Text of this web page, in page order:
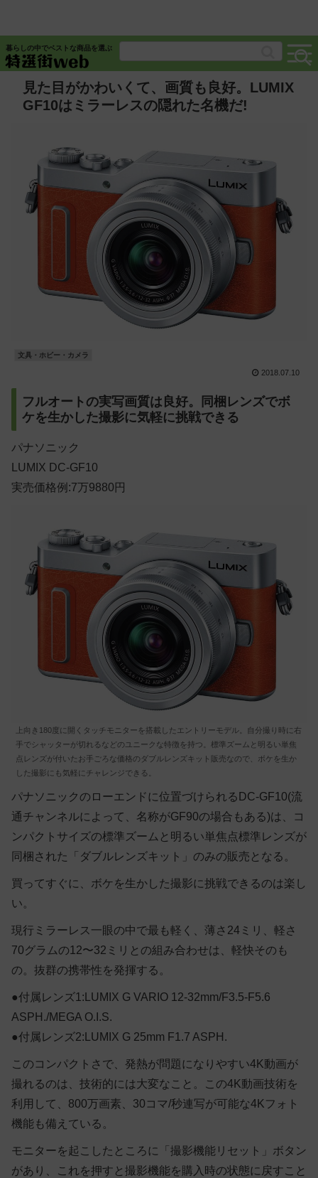
暮らしの中でベストな商品を選ぶ
見た目がかわいくて、画質も良好。LUMIX
GF10はミラーレスの隠れた名機だ!
文具・ホビー・カメラ
2018.07.10
フルオートの実写画質は良好。同梱レンズでボ
ケを生かした撮影に気軽に挑戦できる
パナソニック
LUMIX DC-GF10
実売価格例:7万9880円
上向き180度に開くタッチモニターを搭載したエントリーモデル。自分撮り時に右
手でシャッターが切れるなどのユニークな特徴を持つ。標準ズームと明るい単焦
点レンズが付いたお手ごろな価格のダブルレンズキット販売なので、ボケを生か
した撮影にも気軽にチャレンジできる。
パナソニックのローエンドに位置づけられるDC-GF10(流
通チャンネルによって、名称がGF90の場合もある)は、コ
ンパクトサイズの標準ズームと明るい単焦点標準レンズが
同梱された「ダブルレンズキット」のみの販売となる。
買ってすぐに、ボケを生かした撮影に挑戦できるのは楽し
い。
現行ミラーレス一眼の中で最も軽く、薄さ24ミリ、軽さ
70グラムの12〜32ミリとの組み合わせは、軽快そのも
の。抜群の携帯性を発揮する。
●付属レンズ1:LUMIX G VARIO 12-32mm/F3.5-F5.6
ASPH./MEGA O.I.S.
●付属レンズ2:LUMIX G 25mm F1.7 ASPH.
このコンパクトさで、発熱が問題になりやすい4K動画が
撮れるのは、技術的には大変なこと。この4K動画技術を
利用して、800万画素、30コマ/秒連写が可能な4Kフォト
機能も備えている。
モニターを起こしたところに「撮影機能リセット」ボタン
があり、これを押すと撮影機能を購入時の状態に戻すこと